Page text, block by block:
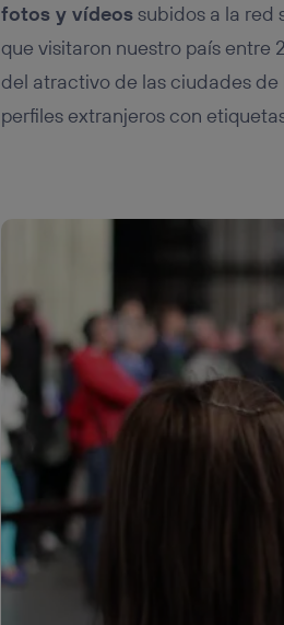
fotos y vídeossubidos a la red
que visitaron nuestro país entre
del atractivo de las ciudades
perfiles extranjeros con